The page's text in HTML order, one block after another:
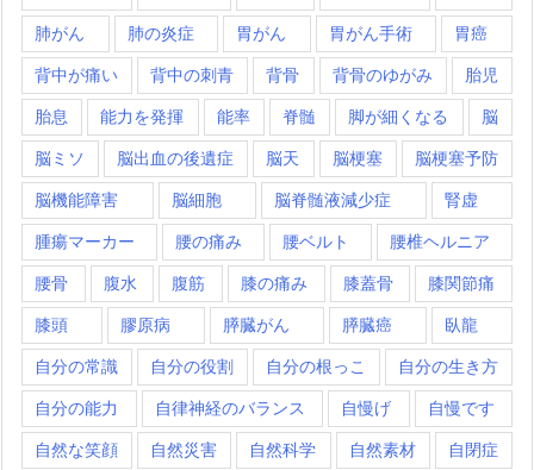
肺がん 肺の炎症 胃がん 胃がん手術 胃癌
背中が痛い 背中の刺青 背骨 背骨のゆがみ 胎児
胎息 能力を発揮 能率 脊髄 脚が細くなる 脳
脳ミソ 脳出血の後遺症 脳天 脳梗塞 脳梗塞予防
脳機能障害 脳細胞 脳脊髄液減少症 腎虚
腫瘍マーカー 腰の痛み 腰ベルト 腰椎ヘルニア
腰骨 腹水 腹筋 膝の痛み 膝蓋骨 膝関節痛
膝頭 膠原病 膵臓がん 膵臓癌 臥龍
自分の常識 自分の役割 自分の根っこ 自分の生き方
自分の能力 自律神経のバランス 自慢げ 自慢です
自然な笑顔 自然災害 自然科学 自然素材 自閉症